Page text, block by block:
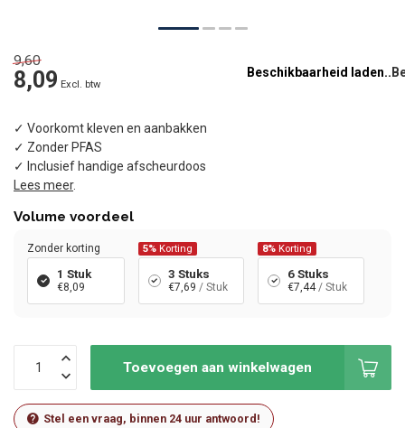
9,60
8,09 Excl. btw
Beschikbaarheid laden..
✓ Voorkomt kleven en aanbakken
✓ Zonder PFAS
✓ Inclusief handige afscheurdoos
Lees meer.
Volume voordeel
Zonder korting
1 Stuk
€8,09
5%Korting
3 Stuks
€7,69 / Stuk
8% Korting
6 Stuks
€7,44 / Stuk
Toevoegen aan winkelwagen
Stel een vraag, binnen 24 uur antwoord!